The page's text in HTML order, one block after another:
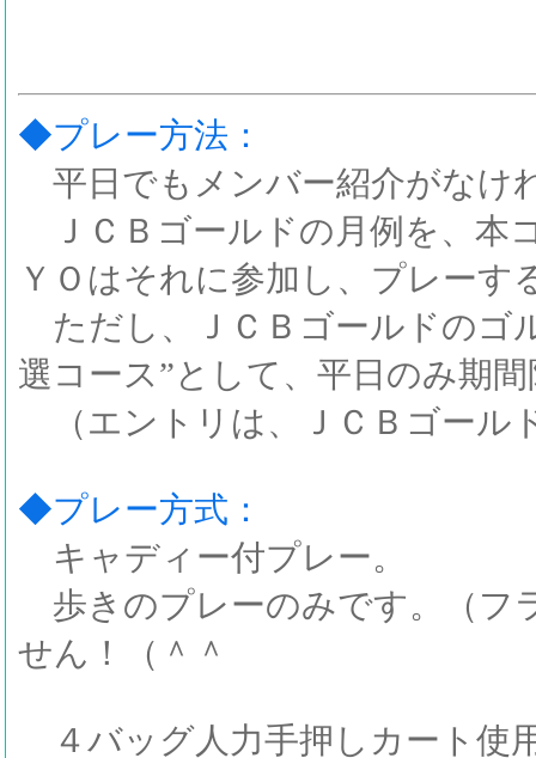
◆プレー方法：
平日でもメンバー紹介がなけ
ＪＣＢゴールドの月例を、本
ＹＯはそれに参加し、プレーす
ただし、ＪＣＢゴールドのゴ
選コース”として、平日のみ期
（エントリは、ＪＣＢゴール
◆プレー方式：
キャディー付プレー。
歩きのプレーのみです。（フ
せん！（＾＾
４バッグ人力手押しカート使